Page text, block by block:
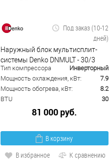
Под заказ (10-12
дней)
Наружный блок мультисплит-
системы Denko DNMULT - 30/3
Тип компрессора
Инверторный
Мощность охлаждения, кВт:
7.9
Мощность обогрева, кВт:
8.2
BTU
30
81 000 руб.
В корзину
В избранное
К сравнению